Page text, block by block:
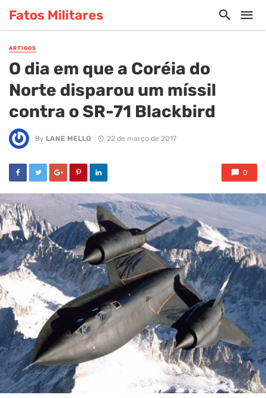
Fatos Militares
ARTIGOS
O dia em que a Coréia do
Norte disparou um míssil
contra o SR-71 Blackbird
By LANE MELLO 22 de março de 2017
0